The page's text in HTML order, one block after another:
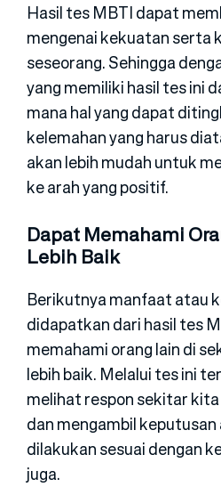
Hasil tes MBTI dapat
mengenai kekuatan serta
seseorang. Sehingga
yang memiliki hasil tes ini
mana hal yang dapat
kelemahan yang harus
akan lebih mudah untuk
ke arah yang positif.
Dapat Memahami
Lebih Baik
Berikutnya manfaat atau
didapatkan dari hasil tes
memahami orang lain di
lebih baik. Melalui tes ini
melihat respon sekitar
dan mengambil keputusan
dilakukan sesuai dengan
juga.